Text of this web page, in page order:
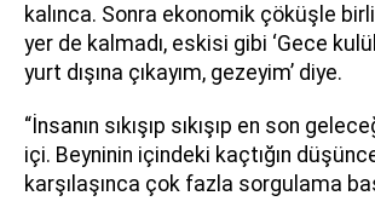
kalınca. Sonra ekonomik çöküşle
yer de kalmadı, eskisi gibi ‘Gece
yurt dışına çıkayım, gezeyim’ diye.
“İnsanın sıkışıp sıkışıp en son
içi. Beyninin içindeki kaçtığın
karşılaşınca çok fazla sorgulama